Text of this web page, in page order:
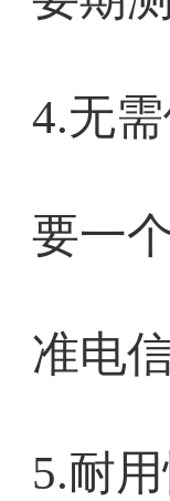
4.无
要一
准电
5.耐